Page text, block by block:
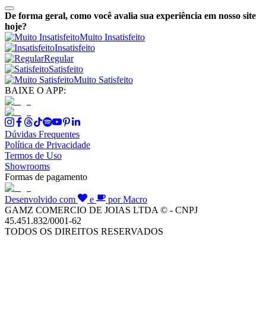
De forma geral, como você avalia sua experiência em nosso site
hoje?
Muito Insatisfeito
Insatisfeito
Regular
Satisfeito
Muito Satisfeito
BAIXE O APP:
Dúvidas Frequentes
Política de Privacidade
Termos de Uso
Showrooms
Formas de pagamento
Desenvolvido com e
por Macro
GAMZ COMERCIO DE JOIAS LTDA © - CNPJ
45.451.832/0001-62
TODOS OS DIREITOS RESERVADOS